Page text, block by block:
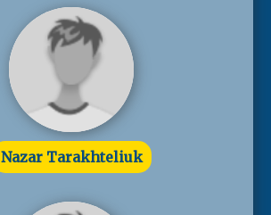
Nazar Tarakhteliuk